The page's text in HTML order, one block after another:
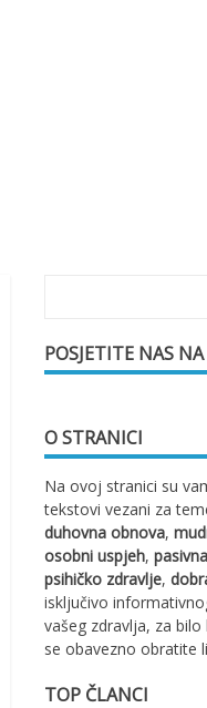
POSJETITE NAS
O STRANICI
Na ovoj stranici su
tekstovi vezani za
duhovna obnova,
osobni uspjeh,
psihičko zdravlje,
isključivo
vašeg zdravlja, za
se obavezno obratite
TOP ČLANCI